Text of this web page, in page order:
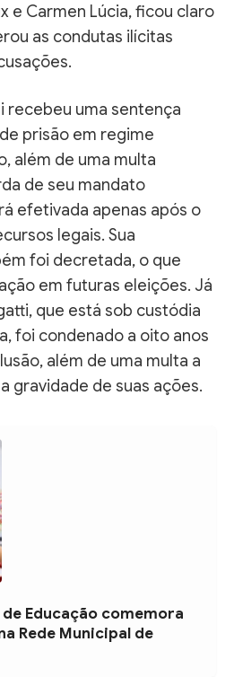
e Carmen Lúcia, ficou claro
as condutas ilícitas
recebeu uma sentença
prisão em regime
além de uma multa
de seu mandato
efetivada apenas após o
legais. Sua
foi decretada, o que
em futuras eleições. Já
que está sob custódia
foi condenado a oito anos
além de uma multa a
gravidade de suas ações.
Educação comemora
Rede Municipal de